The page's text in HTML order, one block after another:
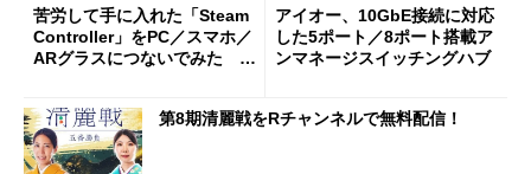
苦労して手に入れた「Steam
Controller」をPC／スマホ／
ARグラスにつないでみた ゲ
アイオー、10GbE接続に対応
した5ポート／8ポート搭載ア
ンマネージスイッチングハブ
第8期清麗戦をRチャンネルで無料配信！